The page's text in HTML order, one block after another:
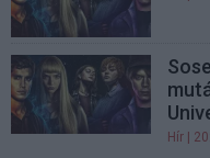
Hír |